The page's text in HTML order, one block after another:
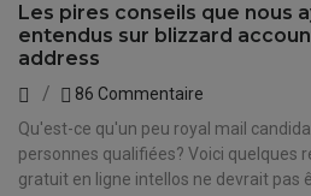
Les pires conseils que nous
entendus sur blizzard
address
86 Commentaire
Qu'est-ce qu'un peu royal mail
personnes qualifiées? Voici quelques
gratuit en ligne intellos ne devrait pas